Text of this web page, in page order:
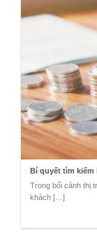
Bí quyết tìm kiếm
Trong bối cảnh thị
khách […]